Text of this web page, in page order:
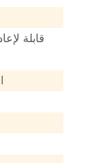
قابلة